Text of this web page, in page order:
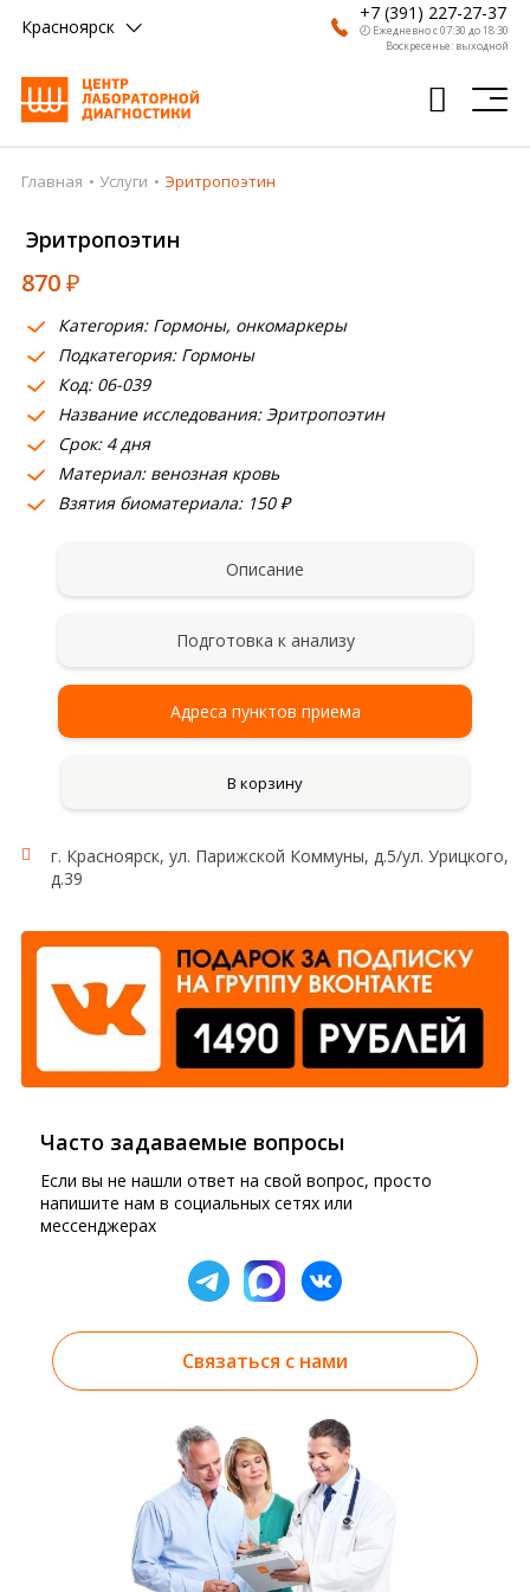
Красноярск
+7 (391) 227-27-37
🕗 Ежедневно с 07:30 до 18:30
Воскресенье: выходной
Главная
Анализы
Врачи
Получить результат
Пациентам
О компании
Где сдать
Главная Услуги Эритропоэтин
Эритропоэтин
870₽
Категория: Гормоны, онкомаркеры
Подкатегория: Гормоны
Код: 06-039
Название исследования: Эритропоэтин
Срок: 4 дня
Материал: венозная кровь
Взятия биоматериала: 150 ₽
Описание
Подготовка к анализу
Адреса пунктов приема
В корзину
г. Красноярск, ул. Парижской Коммуны, д.5/ул. Урицкого,
д.39
Часто задаваемые вопросы
Если вы не нашли ответ на свой вопрос, просто
напишите нам в социальных сетях или
мессенджерах
Связаться с нами